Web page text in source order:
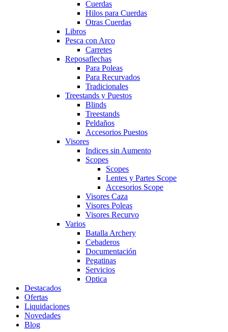
Cuerdas
Hilos para Cuerdas
Otras Cuerdas
Libros
Pesca con Arco
Carretes
Reposaflechas
Para Poleas
Para Recurvados
Tradicionales
Treestands y Puestos
Blinds
Treestands
Peldaños
Accesorios Puestos
Visores
Indices sin Aumento
Scopes
Scopes
Lentes y Partes Scope
Accesorios Scope
Visores Caza
Visores Poleas
Visores Recurvo
Varios
Batalla Archery
Cebaderos
Documentación
Pegatinas
Servicios
Optica
Destacados
Ofertas
Liquidaciones
Novedades
Blog